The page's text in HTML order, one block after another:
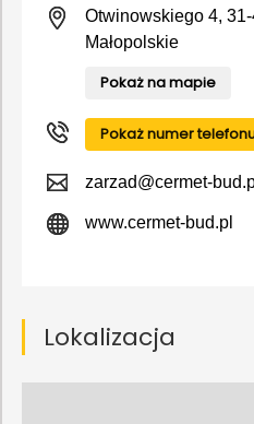
Otwinowskiego 4,
Małopolskie
Pokaż na mapie
Pokaż numer
zarzad@cermet-
www.cermet-bud.pl
Lokalizacja